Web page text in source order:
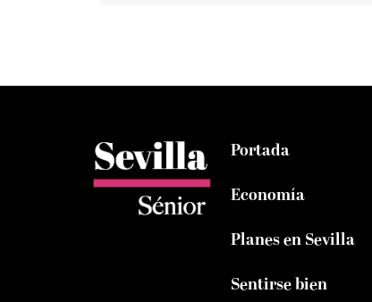
Portada
Economía
Planes en Sevilla
Sentirse bien